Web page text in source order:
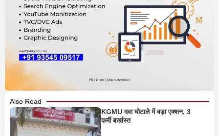
Also Read
KGMU दवा घोटाले में बड़ा एक्शन, 3
कर्मी बर्खास्त